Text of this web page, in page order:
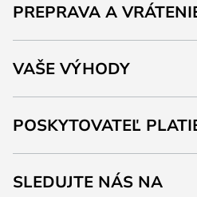
PREPRAVA A
VAŠE VÝHODY
POSKYTOVATEĽ
SLEDUJTE NÁS NA